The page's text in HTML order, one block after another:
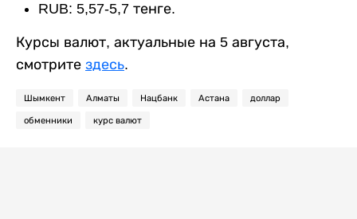
RUB: 5,57-5,7 тенге.
Курсы валют, актуальные на 5 августа,
смотрите здесь.
Шымкент Алматы Нацбанк Астана доллар
обменники курс валют